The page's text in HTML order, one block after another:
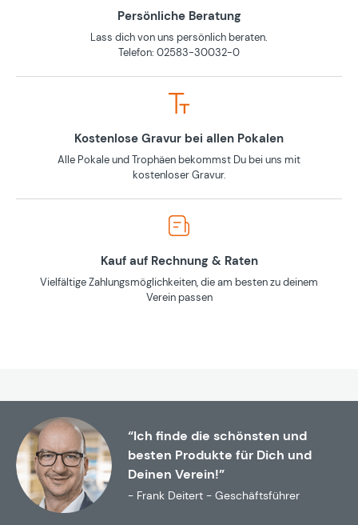
Persönliche Beratung
Lass dich von uns persönlich beraten.
Telefon: 02583-30032-0
Kostenlose Gravur bei allen Pokalen
Alle Pokale und Trophäen bekommst Du bei uns mit
kostenloser Gravur.
Kauf auf Rechnung & Raten
Vielfältige Zahlungsmöglichkeiten, die am besten zu deinem
Verein passen
“Ich finde die schönsten und
besten Produkte für Dich und
Deinen Verein!”
- Frank Deitert - Geschäftsführer